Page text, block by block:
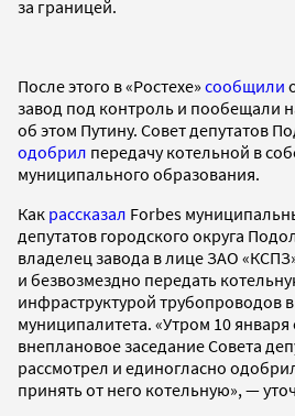
за границей.
После этого в «Ростехе» сообщили
завод под контроль и пообещали
об этом Путину. Совет депутатов
одобрил передачу котельной в
муниципального образования.
Как рассказал Forbes
депутатов городского округа
владелец завода в лице ЗАО
и безвозмездно передать
инфраструктурой трубопроводов
муниципалитета. «Утром 10 января
внеплановое заседание Совета
рассмотрел и единогласно
принять от него котельную», —